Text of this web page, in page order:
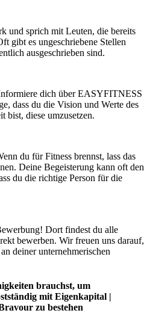
und sprich mit Leuten, die bereits
gibt es ungeschriebene Stellen
ausgeschrieben sind.
dich über EASYFITNESS
dass du die Vision und Werte des
bist, diese umzusetzen.
du für Fitness brennst, lass das
Deine Begeisterung kann oft den
du die richtige Person für die
Dort findest du alle
bewerben. Wir freuen uns darauf,
deiner unternehmerischen
brauchst, um
mit Eigenkapital |
zu bestehen